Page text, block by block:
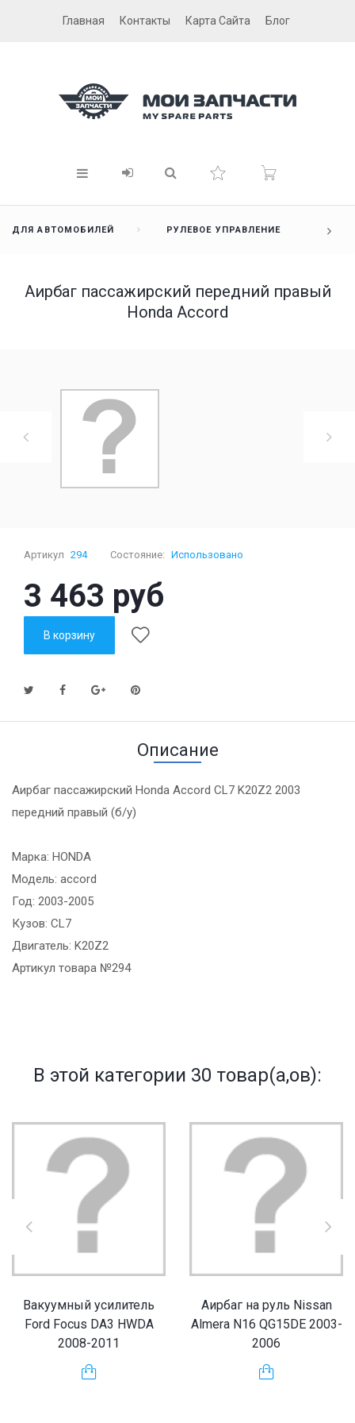
Главная Контакты Карта Сайта Блог
ДЛЯ АВТОМОБИЛЕЙ РУЛЕВОЕ УПРАВЛЕНИЕ
Аирбаг пассажирский передний правый
Honda Accord
Артикул 294 Состояние: Использовано
3 463 руб
В корзину
Описание
Аирбаг пассажирский Honda Accord CL7 K20Z2 2003
передний правый (б/у)
Марка: HONDA
Модель: accord
Год: 2003-2005
Кузов: CL7
Двигатель: K20Z2
Артикул товара №294
В этой категории 30 товар(а,ов):
Вакуумный усилитель
Ford Focus DA3 HWDA
2008-2011
Аирбаг на руль Nissan
Almera N16 QG15DE 2003-
2006